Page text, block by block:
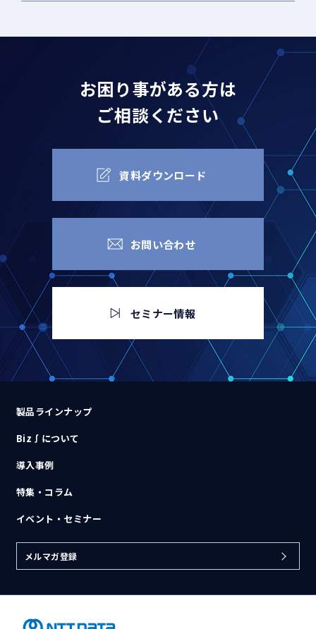
お困り事がある方は
ご相談ください
資料ダウンロード
お問い合わせ
セミナー情報
製品ラインナップ
Biz∫について
導入事例
特集・コラム
イベント・セミナー
メルマガ登録